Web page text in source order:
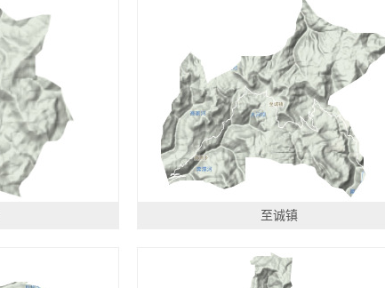
至诚镇